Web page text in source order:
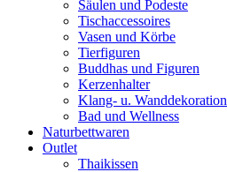
Säulen und Podeste
Tischaccessoires
Vasen und Körbe
Tierfiguren
Buddhas und Figuren
Kerzenhalter
Klang- u. Wanddekoration
Bad und Wellness
Naturbettwaren
Outlet
Thaikissen